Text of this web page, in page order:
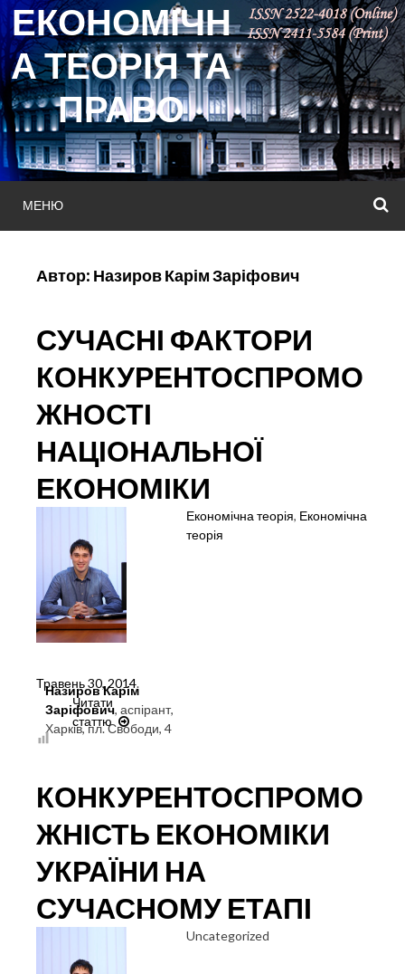
Skip
to
content
ЕКОНОМІЧН
А ТЕОРІЯ ТА
ПРАВО
МЕНЮ
Автор: Назиров Карім Заріфович
СУЧАСНІ ФАКТОРИ
КОНКУРЕНТОСПРОМО
ЖНОСТІ
НАЦІОНАЛЬНОЇ
ЕКОНОМІКИ
Економічна теорія, Економічна
теорія
Назиров Карім
Заріфович, аспірант,
Харків, пл. Свободи, 4
Травень 30, 2014.
Читати
статтю
СУЧАСНІ
ФАКТОРИ
ЕКОНОМІКИ
КОНКУРЕНТОСПРОМО
ЖНІСТЬ ЕКОНОМІКИ
УКРАЇНИ НА
СУЧАСНОМУ ЕТАПІ
Uncategorized